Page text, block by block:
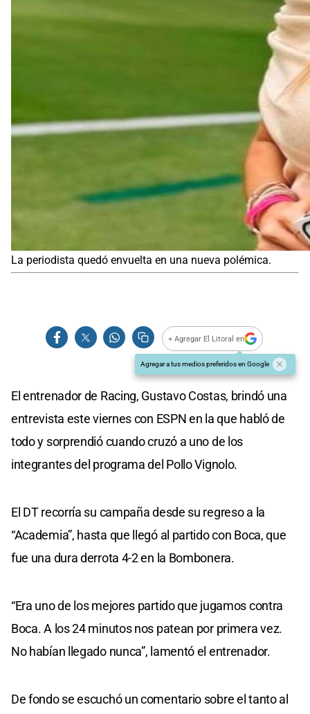
La periodista quedó envuelta en una nueva polémica.
+ Agregar El Litoral en
Agregar a tus medios preferidos en Google
El entrenador de Racing, Gustavo Costas, brindó una
entrevista este viernes con ESPN en la que habló de
todo y sorprendió cuando cruzó a uno de los
integrantes del programa del Pollo Vignolo.
El DT recorría su campaña desde su regreso a la
“Academia”, hasta que llegó al partido con Boca, que
fue una dura derrota 4-2 en la Bombonera.
“Era uno de los mejores partido que jugamos contra
Boca. A los 24 minutos nos patean por primera vez.
No habían llegado nunca”, lamentó el entrenador.
De fondo se escuchó un comentario sobre el tanto al